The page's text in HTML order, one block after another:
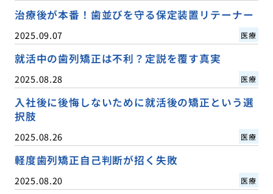
治療後が本番！歯並びを守る保定装置リテーナー
2025.09.07 医療
就活中の歯列矯正は不利？定説を覆す真実
2025.08.28 医療
入社後に後悔しないために就活後の矯正という選
択肢
2025.08.26 医療
軽度歯列矯正自己判断が招く失敗
2025.08.20 医療